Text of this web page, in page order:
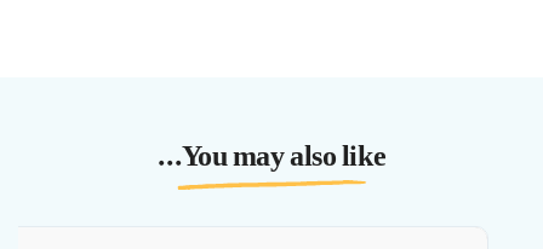
You may also like...